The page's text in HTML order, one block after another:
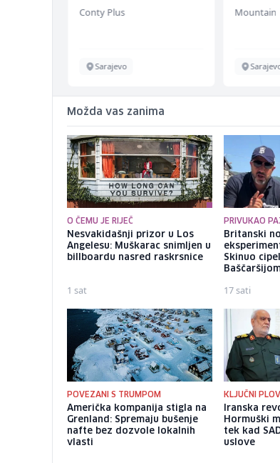
Conty Plus
Sarajevo
Mountain
Možda vas zanima
O ČEMU JE RIJEČ
Nesvakidašnji prizor u Los
Angelesu: Muškarac snimljen u
billboardu nasred raskrsnice
1 sat
PRIVUKAO
Britanski
Skinuo
17 sati
POVEZANI S TRUMPOM
Američka kompanija stigla na
Grenland: Spremaju bušenje
nafte bez dozvole lokalnih
vlasti
KLJUČNI
Iranska
Hormuški
tek kad
uslove